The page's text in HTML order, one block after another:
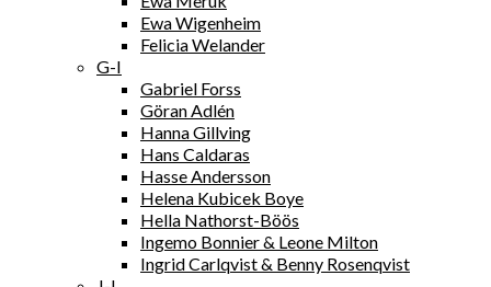
Ewa Wigenheim
Felicia Welander
G-I
Gabriel Forss
Göran Adlén
Hanna Gillving
Hans Caldaras
Hasse Andersson
Helena Kubicek Boye
Hella Nathorst-Böös
Ingemo Bonnier & Leone Milton
Ingrid Carlqvist & Benny Rosenqvist